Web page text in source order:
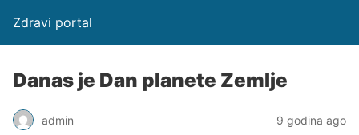
Zdravi portal
Danas je Dan planete Zemlje
admin 9 godina ago